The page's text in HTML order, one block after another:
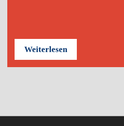
Weiterlesen